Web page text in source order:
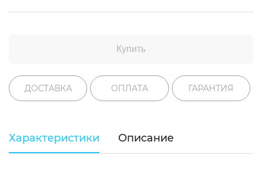
Сверхбыстрый M.2 SSD NVME
Купить
ДОСТАВКА ОПЛАТА ГАРАНТИЯ
Характеристики Описание